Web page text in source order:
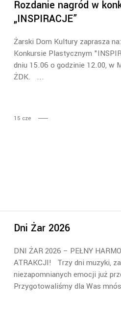
Rozdanie nagród w
„INSPIRACJE”
Żarski Dom Kultury zaprasza
Konkursie Plastycznym
dniu 15.06 o godzinie 12.00, w
ŻDK.
15 cze
Dni Żar 2026
DNI ŻAR 2026 – PEŁNY
ATRAKCJI! Trzy dni muzyki,
niezapomnianych emocji już
Przygotowaliśmy dla Was